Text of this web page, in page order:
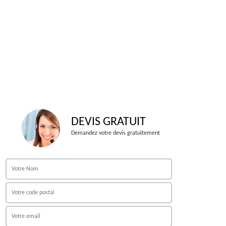
DEVIS GRATUIT
Demandez votre devis gratuitement